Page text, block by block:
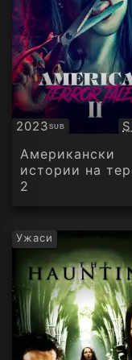
2023SUB
Субтитри
Американски
истории на
2
Ужаси